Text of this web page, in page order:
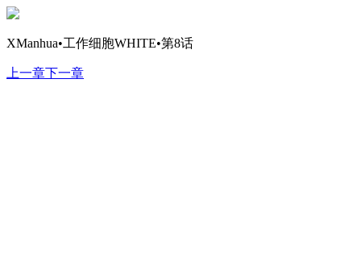
XManhua•工作细胞WHITE•第8话
上一章下一章